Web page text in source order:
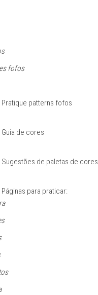
fofos
Pratique patterns fofos
Guia de cores
Sugestões de paletas de cores
Páginas para praticar: